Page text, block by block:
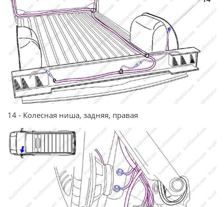
14 - Колесная ниша, задняя, правая